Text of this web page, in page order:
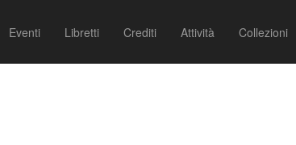
Eventi Libretti Crediti Attività Collezioni